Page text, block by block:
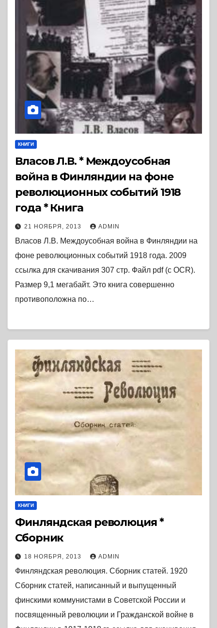
КНИГИ
Власов Л.В. * Междоусобная
война в Финляндии на фоне
революционных событий 1918
года * Книга
21 НОЯБРЯ, 2013 ADMIN
Власов Л.В. Междоусобная война в Финляндии на
фоне революционных событий 1918 года. 2009
ссылка для скачивания 307 стр. Файл pdf (с OCR).
Размер 9,1 мегабайт. Это книга совершенно
противоположна по…
КНИГИ
Финляндская революция *
Сборник
18 НОЯБРЯ, 2013 ADMIN
Финляндская революция. Сборник статей. 1920
Сборник статей, написанный и выпущенный
финскими коммунистами в Советской России и
посвященный революции и Гражданской войне в